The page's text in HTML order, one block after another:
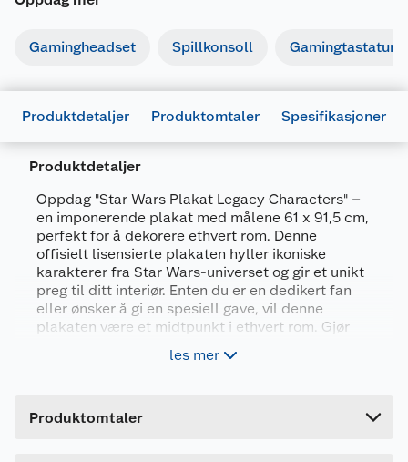
Gamingheadset Spillkonsoll Gamingtastatur
Produktdetaljer Produktomtaler Spesifikasjoner
Produktdetaljer
Oppdag "Star Wars Plakat Legacy Characters" –
en imponerende plakat med målene 61 x 91,5 cm,
perfekt for å dekorere ethvert rom. Denne
offisielt lisensierte plakaten hyller ikoniske
karakterer fra Star Wars-universet og gir et unikt
preg til ditt interiør. Enten du er en dedikert fan
eller ønsker å gi en spesiell gave, vil denne
plakaten være et midtpunkt i ethvert rom. Gjør
les mer
Produktomtaler
Generelt
Artikkelnummer
5050574345514
Leverandørens
artikkelnummer
5050574345514
Lengde